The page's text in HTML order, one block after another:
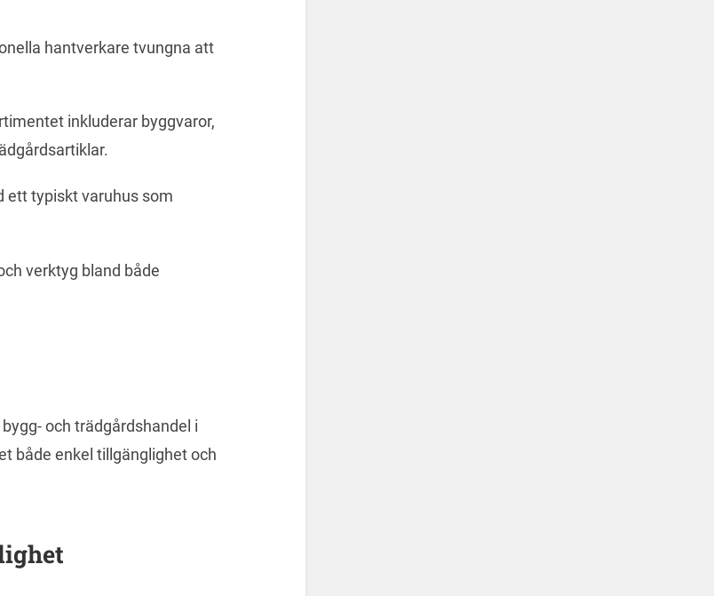
hantverkare tvungna att
inkluderar byggvaror,
ett typiskt varuhus som
verktyg bland både
och trädgårdshandel i
både enkel tillgänglighet och